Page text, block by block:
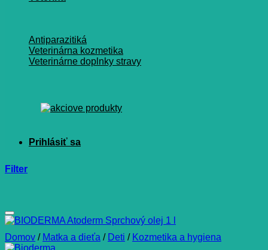
Antiparazitiká
Veterinárna kozmetika
Veterinárne doplnky stravy
Filter
Domov / Matka a dieťa / Deti / Kozmetika a hygiena